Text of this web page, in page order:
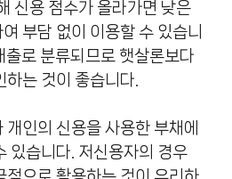
신용 점수가 올라가면 낮은
부담 없이 이용할 수 있습니
출로 분류되므로 햇살론보다
는 것이 좋습니다.
인의 신용을 사용한 부채에
있습니다. 저신용자의 경우